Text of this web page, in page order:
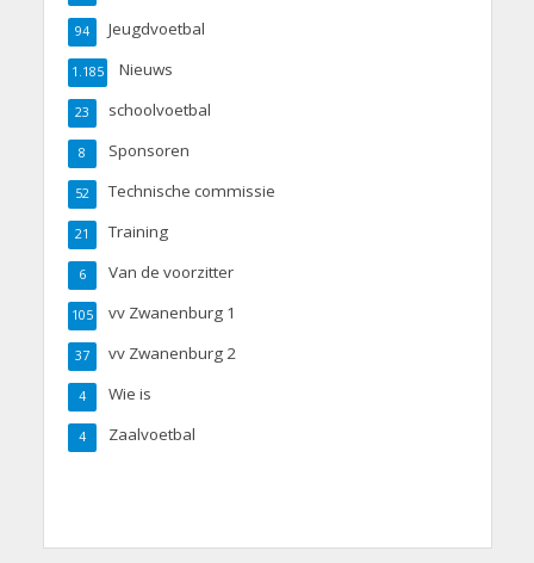
Jeugdvoetbal
94
Nieuws
1.185
schoolvoetbal
23
Sponsoren
8
Technische commissie
52
Training
21
Van de voorzitter
6
vv Zwanenburg 1
105
vv Zwanenburg 2
37
Wie is
4
Zaalvoetbal
4